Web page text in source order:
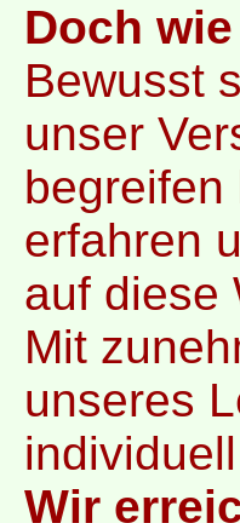
Doch
Bewusst
unser
erfahren
auf diese
Mit
unseres
Wir